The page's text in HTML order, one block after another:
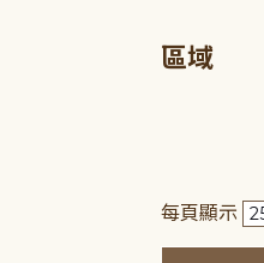
區域
每頁顯示